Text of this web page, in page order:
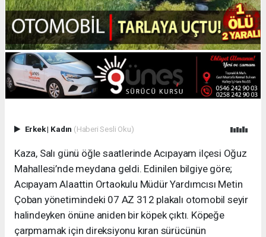
Erkek| Kadın (Haberi Sesli Oku)
Kaza, Salı günü öğle saatlerinde Acıpayam ilçesi Oğuz
Mahallesi’nde meydana geldi. Edinilen bilgiye göre;
Acıpayam Alaattin Ortaokulu Müdür Yardımcısı Metin
Çoban yönetimindeki 07 AZ 312 plakalı otomobil seyir
halindeyken önüne aniden bir köpek çıktı. Köpeğe
çarpmamak için direksiyonu kıran sürücünün